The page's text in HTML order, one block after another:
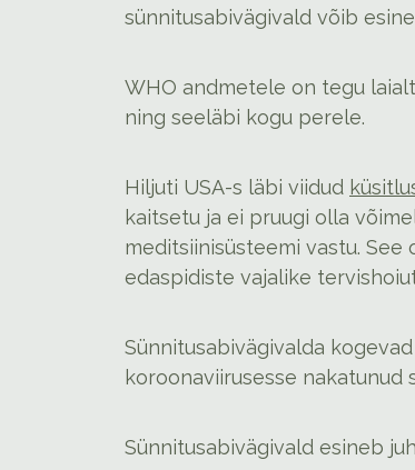
sünnitusabivägivald võib
WHO andmetele on tegu
ning seeläbi kogu perele.
Hiljuti USA-s läbi viidud
kaitsetu ja ei pruugi olla
meditsiinisüsteemi vastu.
edaspidiste vajalike
Sünnitusabivägivalda
koroonaviirusesse nakatunud
Sünnitusabivägivald esineb